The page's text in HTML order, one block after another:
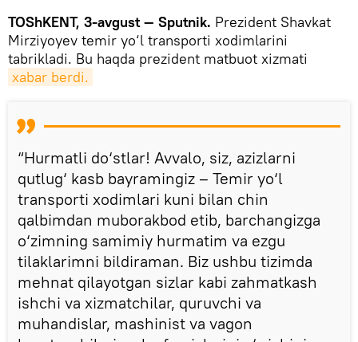
TOShKENT, 3-avgust — Sputnik. Prezident Shavkat
Mirziyoyev temir yo‘l transporti xodimlarini
tabrikladi. Bu haqda prezident matbuot xizmati
xabar berdi.
“Hurmatli do‘stlar! Avvalo, siz, azizlarni
qutlug‘ kasb bayramingiz – Temir yo‘l
transporti xodimlari kuni bilan chin
qalbimdan muborakbod etib, barchangizga
o‘zimning samimiy hurmatim va ezgu
tilaklarimni bildiraman. Biz ushbu tizimda
mehnat qilayotgan sizlar kabi zahmatkash
ishchi va xizmatchilar, quruvchi va
muhandislar, mashinist va vagon